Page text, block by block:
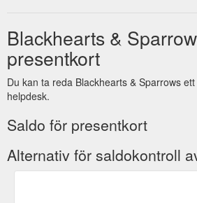
https://
card-for--10
e-Gift Card $20 - Wine Shop -
Let them
decide with this gift voucher. Please
manually processed and our team will
voucher. Sibling owned and run since
White Pink/orange Bubbles Spirits/
Subscriptions New. Drinkability. Guzzle
Body. Full Medium Light. Price . $0–$20
$50–$60 $60+ Type. Chilled Red ...
Blackhearts &
presentkort
Du kan ta reda Blackhearts & Sparrows
helpdesk.
Saldo för presentkort
Alternativ för saldokontroll